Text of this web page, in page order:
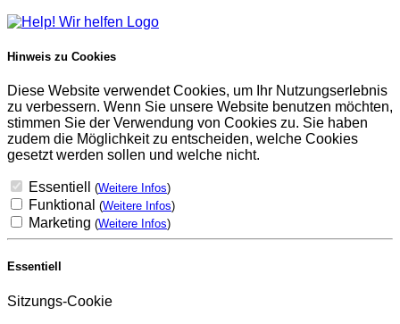
Hinweis zu Cookies
Diese Website verwendet Cookies, um Ihr Nutzungserlebnis
zu verbessern. Wenn Sie unsere Website benutzen möchten,
stimmen Sie der Verwendung von Cookies zu. Sie haben
zudem die Möglichkeit zu entscheiden, welche Cookies
gesetzt werden sollen und welche nicht.
Essentiell (Weitere Infos)
Funktional (Weitere Infos)
Marketing (Weitere Infos)
Essentiell
Sitzungs-Cookie